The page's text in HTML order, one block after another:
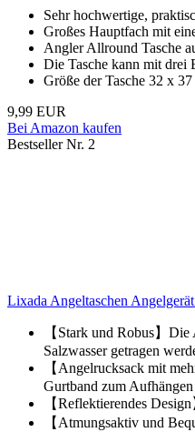
Sehr hochwertige,
Großes Hauptfach mit
Angler Allround Tasche
Die Tasche kann mit drei
Größe der Tasche 32 x
9,99 EUR
Bei Amazon kaufen
Bestseller Nr. 2
Lixada Angeltaschen
【Stark und Robus】
Salzwasser getragen
【Angelrucksack mit
Gurtband zum
【Reflektierendes
【Atmungsaktiv und